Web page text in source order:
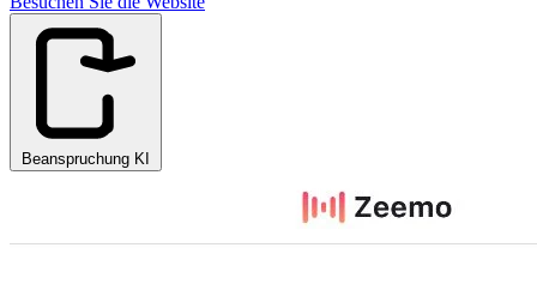
Beanspruchung KI